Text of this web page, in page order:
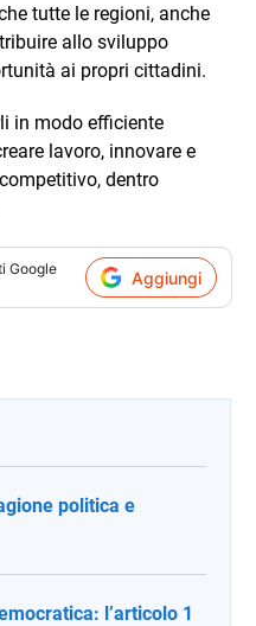
tutte le regioni, anche
allo sviluppo
ai propri cittadini.
in modo efficiente
lavoro, innovare e
dentro
Google
Aggiungi
politica e
l’articolo 1